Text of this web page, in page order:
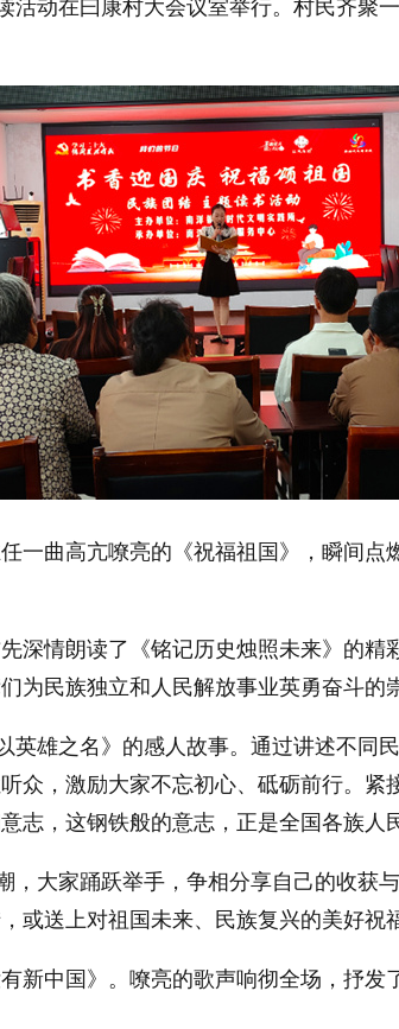
活动在曰康村大会议室举行。村民齐聚
一曲高亢嘹亮的《祝福祖国》，瞬间
深情朗读了《铭记历史烛照未来》的
为民族独立和人民解放事业英勇奋斗的
英雄之名》的感人故事。通过讲述不
众，激励大家不忘初心、砥砺前行。
志，这钢铁般的意志，正是全国各族人
，大家踊跃举手，争相分享自己的收获
或送上对祖国未来、民族复兴的美好祝
新中国》。嘹亮的歌声响彻全场，抒